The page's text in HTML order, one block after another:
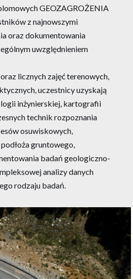
GEOZAGROŻENIA
z najnowszymi
oraz dokumentowania
uwzględnieniem
licznych zajęć terenowych,
uczestnicy uzyskają
inżynierskiej, kartografii
technik rozpoznania
osuwiskowych,
gruntowego,
badań geologiczno-
analizy danych
rodzaju badań.